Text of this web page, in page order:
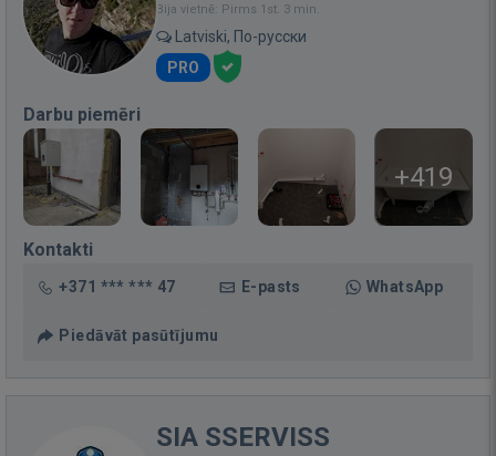
Bija vietnē: Pirms 1st. 3 min.
Latviski, По-русски
PRO
Darbu piemēri
+419
Kontakti
+371 *** *** 47 E-pasts WhatsApp
Piedāvāt pasūtījumu
SIA SSERVISS